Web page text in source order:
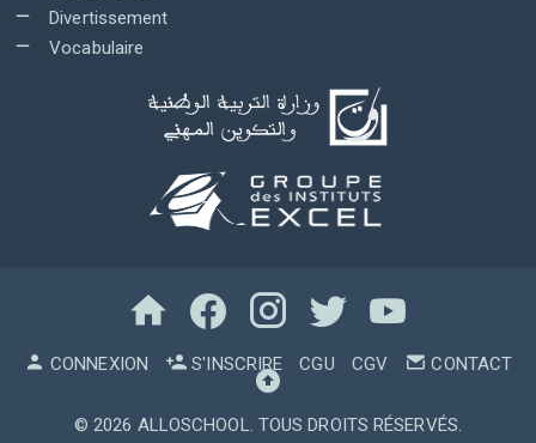
Divertissement
Vocabulaire
CONNEXION S'INSCRIRE CGU CGV CONTACT
© 2026 ALLOSCHOOL. TOUS DROITS RÉSERVÉS.